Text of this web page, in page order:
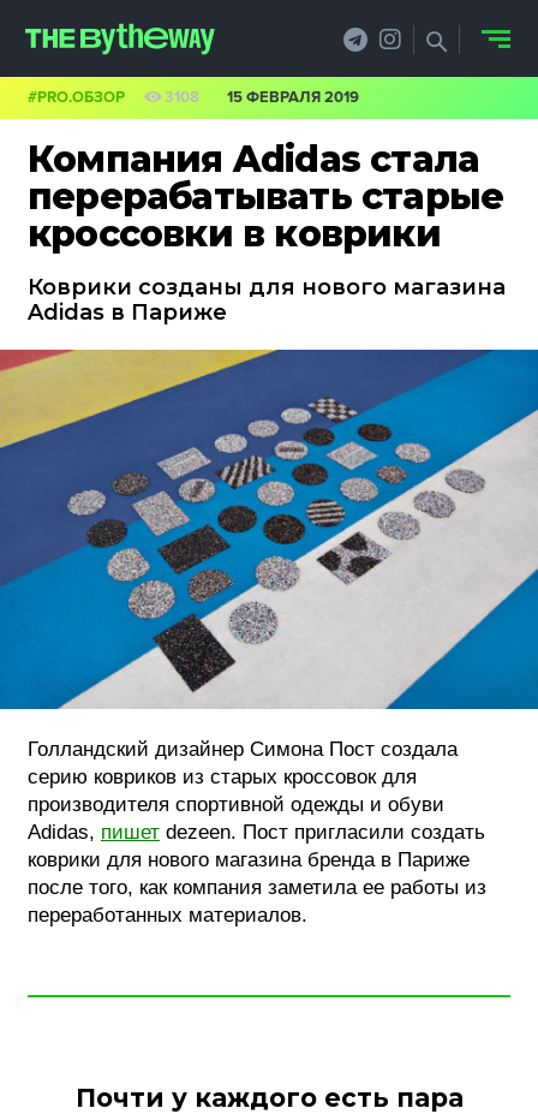
Компания Adidas стала
перерабатывать старые
кроссовки в коврики
Коврики созданы для нового магазина
Adidas в Париже
#PRO.ОБЗОР 3108 15 ФЕВРАЛЯ 2019
Голландский дизайнер Симона Пост создала
серию ковриков из старых кроссовок для
производителя спортивной одежды и обуви
Adidas, пишет dezeen. Пост пригласили создать
коврики для нового магазина бренда в Париже
после того, как компания заметила ее работы из
переработанных материалов.
Почти у каждого есть пара
НОВОСТИ
PRO.ОБЗОР
КЕЙСЫ
ФИЛОСОФИЯ
КРЕАТИВА
БИЗНЕС И
ТЕХНОЛОГИИ
ФЕСТИВАЛИ
ФОТОГРАФИЯ
ТИПОГРАФИКА
ИСТОРИИ БРЕНДОВ
О ПРОЕКТЕ
РЕКЛАМА
КОНТАКТЫ